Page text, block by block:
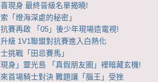
現身 最終晉級名單揭曉!
「燈海深處的秘密」
賽再啟 「05」後少年現場造電視!
級 1V1聯盟對抗賽進入白熱化
挑戰「田忌賽馬」
身」靈光島 「真假朋友圈」裡暗藏玄機!
首場騎士對決 難題讓「腦王」受挫